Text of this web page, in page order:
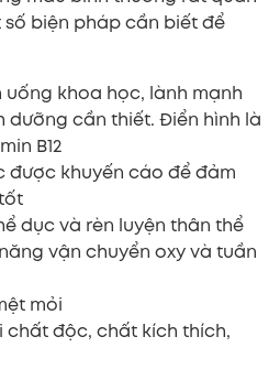
biện pháp cần biết để
khoa học, lành mạnh
dưỡng cần thiết. Điển hình là
B12
được khuyến cáo để đảm
dục và rèn luyện thân thể
vận chuyển oxy và tuần
mỏi
chất độc, chất kích thích,